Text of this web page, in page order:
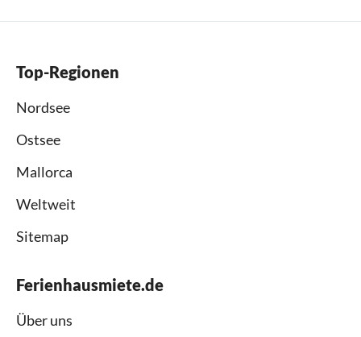
Top-Regionen
Nordsee
Ostsee
Mallorca
Weltweit
Sitemap
Ferienhausmiete.de
Über uns